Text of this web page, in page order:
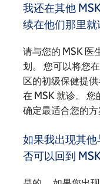
我还在其他
续在他们那里就
请与您的 MSK 医
划。 您可以将您
区的初级保健提
在 MSK 就诊。
确定最适合您的方
如果我出现其
否可以回到